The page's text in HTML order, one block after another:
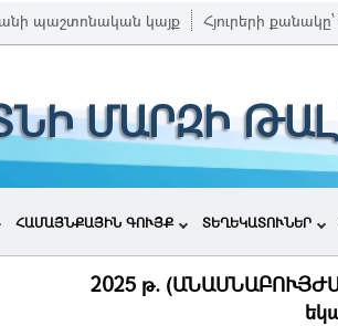
պաշտոնական կայք Հյուրերի քանակը՝
ՄԱՐԶԻ
ՀԱՄԱՅՆՔԱՅԻՆ ԳՈՒՅՔ ՏԵՂԵԿԱՏՈՒՆԵՐ
2025 թ.